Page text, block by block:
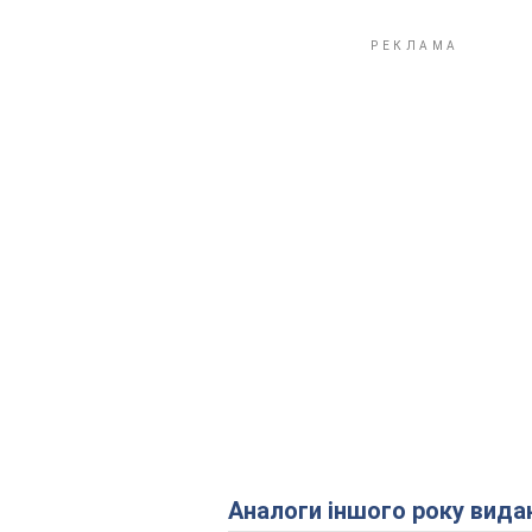
Аналоги іншого року